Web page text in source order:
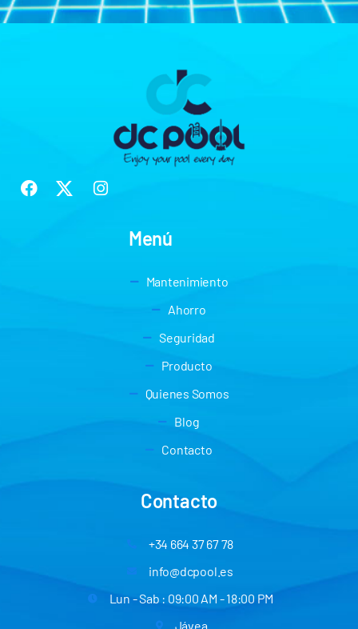
Menú
Mantenimiento
Ahorro
Seguridad
Producto
Quienes Somos
Blog
Contacto
Contacto
+34 664 37 67 78
info@dcpool.es
Lun - Sab : 09:00 AM - 18:00 PM
Jávea